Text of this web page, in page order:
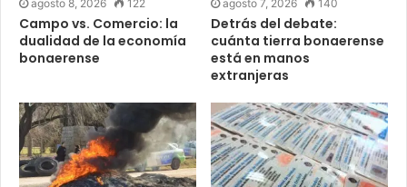
agosto 8, 2026 122
Campo vs. Comercio: la
dualidad de la economía
bonaerense
agosto 7, 2026 140
Detrás del debate:
cuánta tierra bonaerense
está en manos
extranjeras